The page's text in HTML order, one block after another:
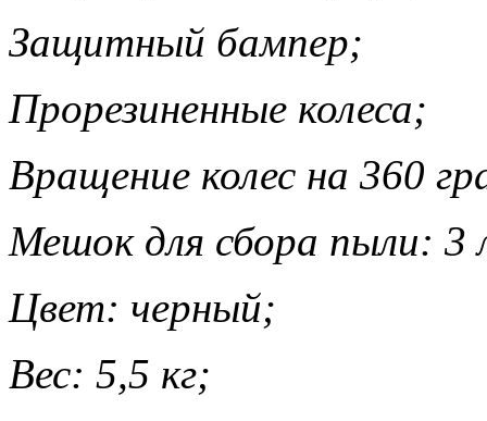
Защитный бампер;
Прорезиненные колеса;
Вращение колес на 360
Мешок для сбора пыли: 3
Цвет: черный;
Вес: 5,5 кг;